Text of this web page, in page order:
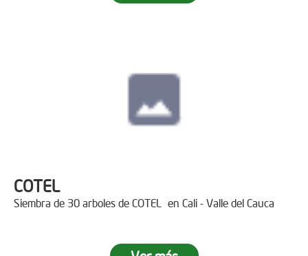
COTEL
Siembra de 30 arboles de COTEL en Cali - Valle del Cauca